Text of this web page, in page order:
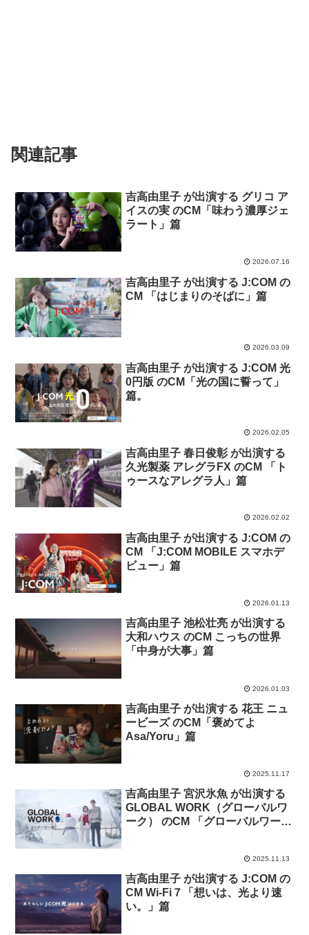
関連記事
吉高由里子 が出演する グリコ ア
イスの実 のCM「味わう濃厚ジェ
ラート」篇
2026.07.16
吉高由里子 が出演する J:COM の
CM 「はじまりのそばに」篇
2026.03.09
吉高由里子 が出演する J:COM 光
0円版 のCM「光の国に誓って」
篇。
2026.02.05
吉高由里子 春日俊彰 が出演する
久光製薬 アレグラFX のCM 「ト
ゥースなアレグラ人」篇
2026.02.02
吉高由里子 が出演する J:COM の
CM 「J:COM MOBILE スマホデ
ビュー」篇
2026.01.13
吉高由里子 池松壮亮 が出演する
大和ハウス のCM こっちの世界
「中身が大事」篇
2026.01.03
吉高由里子 が出演する 花王 ニュ
ービーズ のCM「褒めてよ
Asa/Yoru」篇
2025.11.17
吉高由里子 宮沢氷魚 が出演する
GLOBAL WORK（グローバルワ
ーク） のCM 「グローバルワーク
2025.11.13
吉高由里子 が出演する J:COM の
CM Wi-Fi７「想いは、光より速
い。」篇